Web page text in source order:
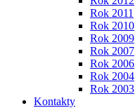
Rok 2011
Rok 2010
Rok 2009
Rok 2007
Rok 2006
Rok 2004
Rok 2003
Kontakty